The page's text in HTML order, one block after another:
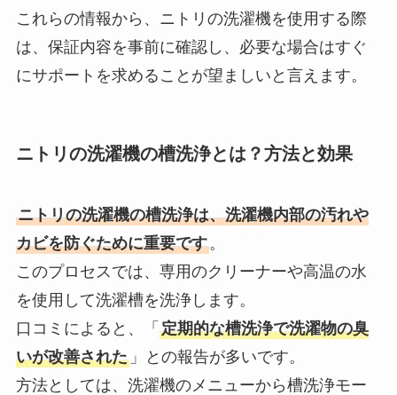
これらの情報から、ニトリの洗濯機を使用する際
は、保証内容を事前に確認し、必要な場合はすぐ
にサポートを求めることが望ましいと言えます。
ニトリの洗濯機の槽洗浄とは？方法と効果
ニトリの洗濯機の槽洗浄は、洗濯機内部の汚れや
カビを防ぐために重要です。
このプロセスでは、専用のクリーナーや高温の水
を使用して洗濯槽を洗浄します。
口コミによると、「 定期的な槽洗浄で洗濯物の臭
いが改善された」との報告が多いです。
方法としては、洗濯機のメニューから槽洗浄モー